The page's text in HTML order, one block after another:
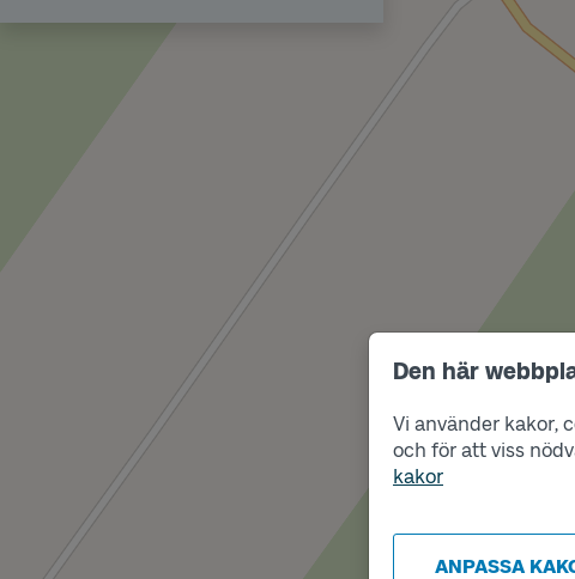
Den här
Vi använder kakor,
och för att viss
kakor
ANPASSA